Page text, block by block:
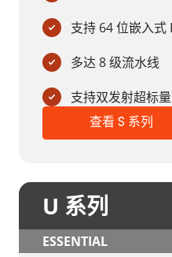
支持 64 位嵌入式
多达 8 级流水线
支持双发射超标
查看 S 系列
U 系列
ESSENTIAL